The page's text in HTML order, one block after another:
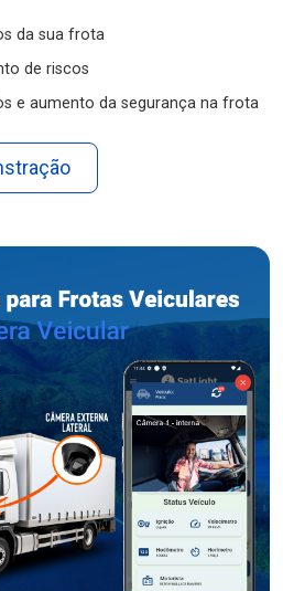
da sua frota
de riscos
e aumento da segurança na frota